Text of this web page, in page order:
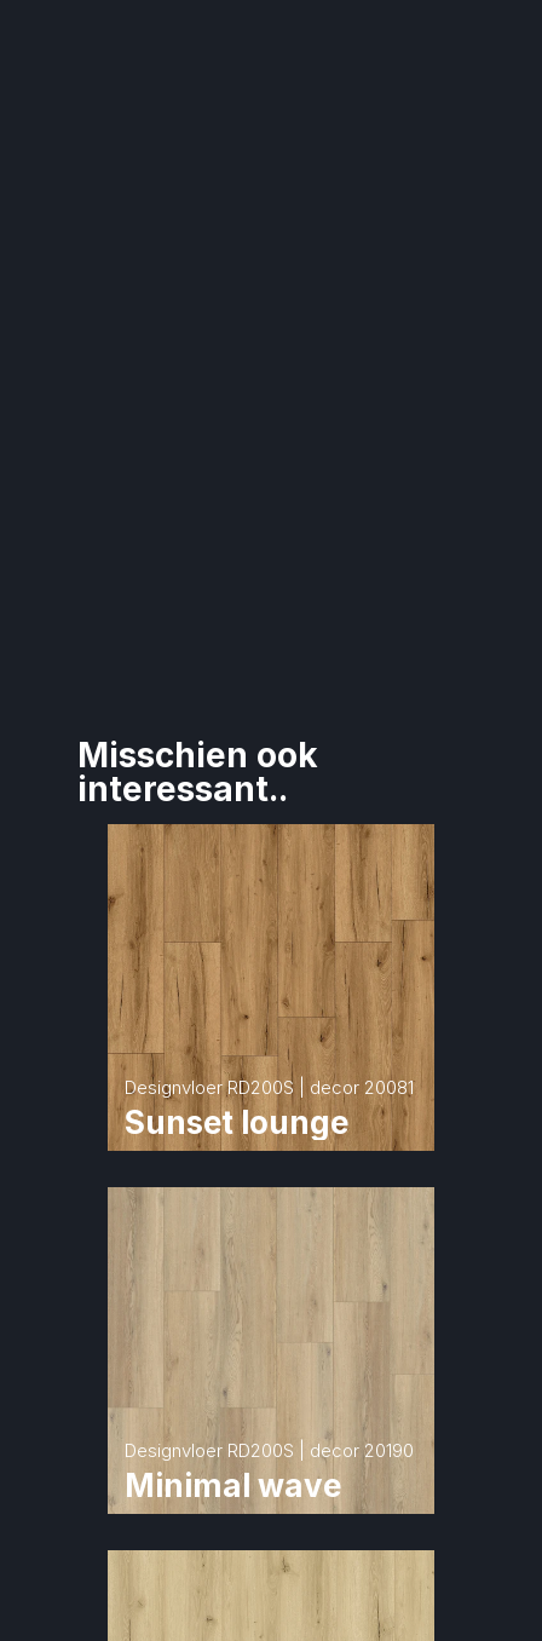
Misschien ook
interessant..
Designvloer RD200S | decor 20081
Sunset lounge
Designvloer RD200S | decor 20190
Minimal wave